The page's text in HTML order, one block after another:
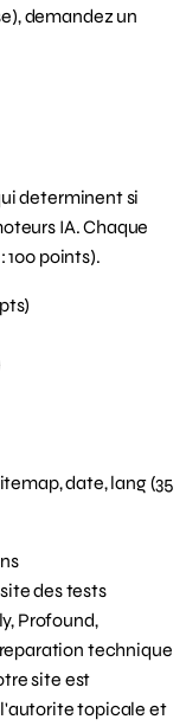
demandez un
determinent si
IA. Chaque
100 points).
date, lang (35
des tests
Profound,
technique
site est
topicale et